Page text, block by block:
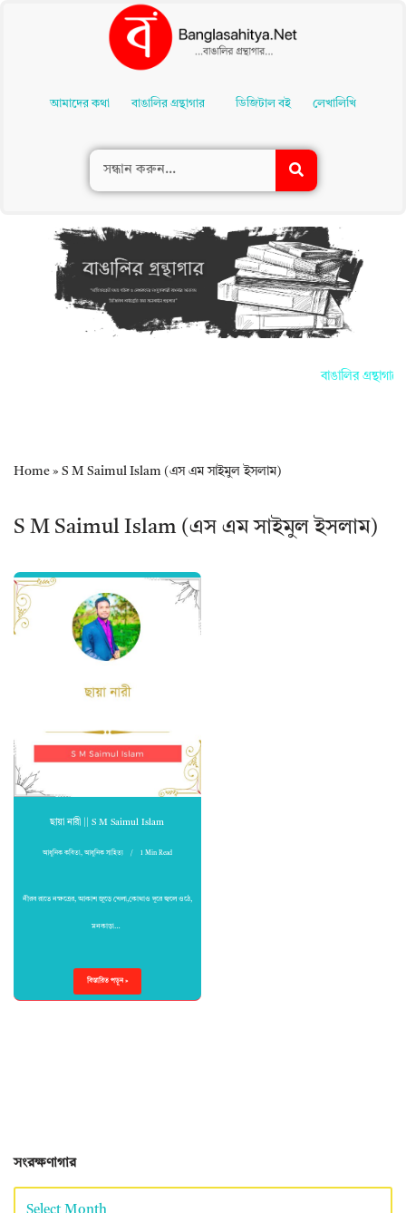
Contentআমাদের কথা বাঙালির গ্রন্থাগার ডিজিটাল বই লেখালিখি
বাঙালির
Home » S M Saimul Islam (এস এম সাইমুল ইসলাম)
S M Saimul Islam (এস এম সাইমুল ইসলাম)
ছায়া নারী || S M Saimul Islam
আধুনিক কবিতা, আধুনিক সাহিত্য 1 Min Read
নীরব রাতে নক্ষত্রের, আকাশ জুড়ে খেলা,কোথাও দূরে জ্বলে ওঠে,
মনকাড়া…
বিস্তারিত পড়ুন »
সংরক্ষণাগার